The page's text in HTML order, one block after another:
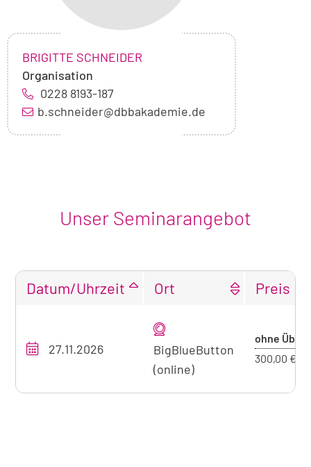
NAME:
BRIGITTE SCHNEIDER
Organisation
0228 8193-187
b.schneider@dbbakademie.de
Unser Seminarangebot
unseres
zum
Datum/Uhrzeit Ort Preis
27.11.2026
BigBlueButton
(online)
ohne Üb.
300,00 €